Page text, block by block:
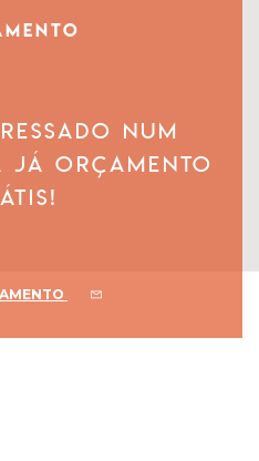
num
já orçamento